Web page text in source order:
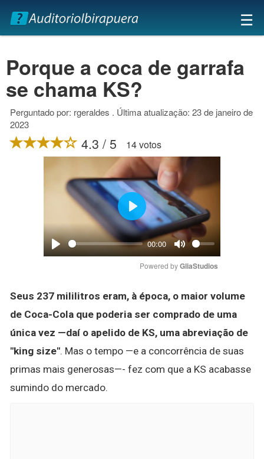
×
☰
Porque a coca de garrafa
se chama KS?
Perguntado por: rgeraldes . Última atualização: 23 de janeiro de
2023
4.3 / 5 14 votos
Play
00:00
Mute
Play
Powered by GliaStudios
Seus 237 mililitros eram, à época, o maior volume
de Coca-Cola que poderia ser comprado de uma
única vez —daí o apelido de KS, uma abreviação de
"king size". Mas o tempo —e a concorrência de suas
primas mais generosas—- fez com que a KS acabasse
sumindo do mercado.